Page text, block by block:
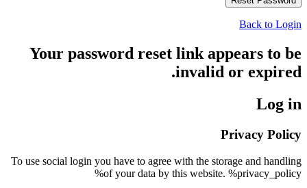
Back to Login
Your password reset link appears to be
invalid or expired.
Log in
Privacy Policy
To use social login you have to agree with the storage and handling
of your data by this website. %privacy_policy%